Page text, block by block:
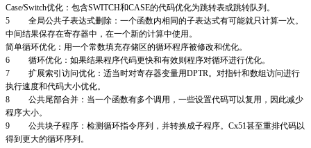
Case/Switch优化：包含SWITCH和CASE的代码优化为跳转表或跳转队列。
5 全局公共子表达式删除：一个函数内相同的子表达式有可能就只计算一次。
中间结果保存在寄存器中，在一个新的计算中使用。
简单循环优化：用一个常数填充存储区的循环程序被修改和优化。
6 循环优化：如果结果程序代码更快和有效则程序对循环进行优化。
7 扩展索引访问优化：适当时对寄存器变量用DPTR。对指针和数组访问进行
执行速度和代码大小优化。
8 公共尾部合并：当一个函数有多个调用，一些设置代码可以复用，因此减少
程序大小。
9 公共块子程序：检测循环指令序列，并转换成子程序。Cx51甚至重排代码以
得到更大的循环序列。